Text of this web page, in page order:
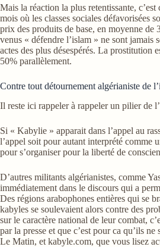
Mais la réaction la plus retentissante,
mois où les classes sociales défavorisées
prix des produits de base, en moyenne de
venus « défendre l’islam » ne sont
actes des plus désespérés. La prostitution
50% parallèlement.
Contre tout détournement algérianiste de
Il reste ici rappeler à rappeler un pilier de
Si « Kabylie » apparait dans l’appel au
l’appel soit pour autant interprété comme
pour s’organiser pour la liberté de
D’autres militants algérianistes, comme
immédiatement dans le discours qui a
Des régions arabophones entières qui se
kabyles se soulevaient alors contre des
sur le caractère national de leur combat,
par la presse et que c’est pour ca qu’ils
Le Matin, et kabyle.com, que vous lisez